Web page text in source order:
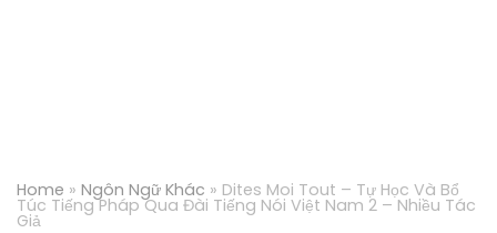
Home » Ngôn Ngữ Khác » Dites Moi Tout – Tự Học Và Bổ
Túc Tiếng Pháp Qua Đài Tiếng Nói Việt Nam 2 – Nhiều Tác
Giả